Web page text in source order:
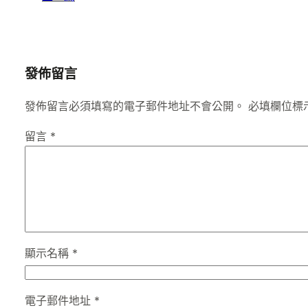
發佈留言
發佈留言必須填寫的電子郵件地址不會公開。 必填欄位
留言 *
顯示名稱 *
電子郵件地址 *